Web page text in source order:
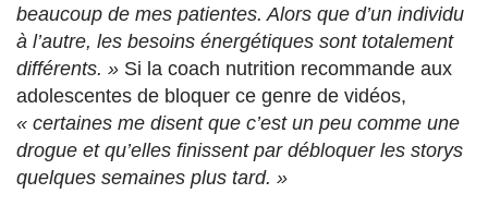
beaucoup de mes patientes. Alors que d’un individu
à l’autre, les besoins énergétiques sont totalement
différents. » Si la coach nutrition recommande aux
adolescentes de bloquer ce genre de vidéos,
« certaines me disent que c’est un peu comme une
drogue et qu’elles finissent par débloquer les storys
quelques semaines plus tard. »